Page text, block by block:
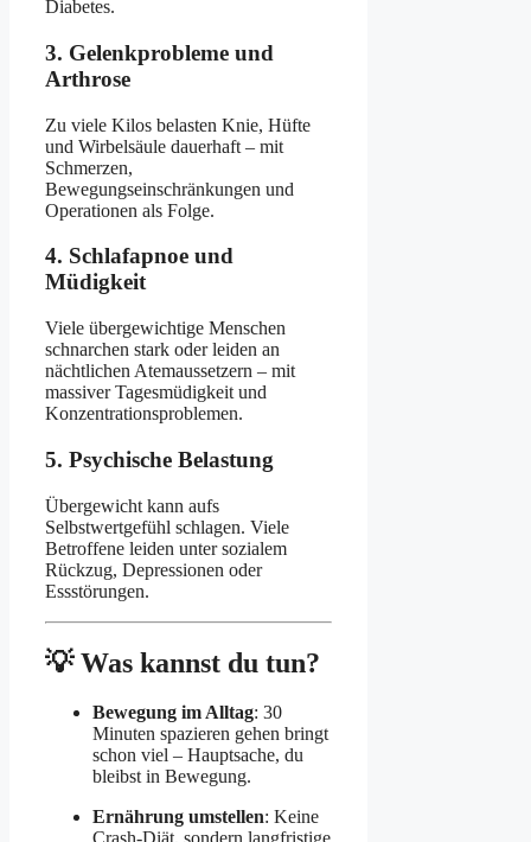
Diabetes.
3. Gelenkprobleme und
Arthrose
Zu viele Kilos belasten Knie, Hüfte
und Wirbelsäule dauerhaft – mit
Schmerzen,
Bewegungseinschränkungen und
Operationen als Folge.
4. Schlafapnoe und
Müdigkeit
Viele übergewichtige Menschen
schnarchen stark oder leiden an
nächtlichen Atemaussetzern – mit
massiver Tagesmüdigkeit und
Konzentrationsproblemen.
5. Psychische Belastung
Übergewicht kann aufs
Selbstwertgefühl schlagen. Viele
Betroffene leiden unter sozialem
Rückzug, Depressionen oder
Essstörungen.
💡 Was kannst du tun?
Bewegung im Alltag: 30
Minuten spazieren gehen bringt
schon viel – Hauptsache, du
bleibst in Bewegung.
Ernährung umstellen: Keine